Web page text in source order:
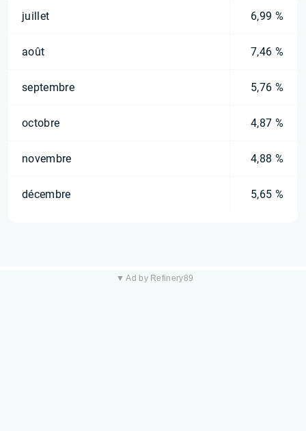
juillet 6,99 %
août 7,46 %
septembre 5,76 %
octobre 4,87 %
novembre 4,88 %
décembre 5,65 %
▼ Ad by Refinery89